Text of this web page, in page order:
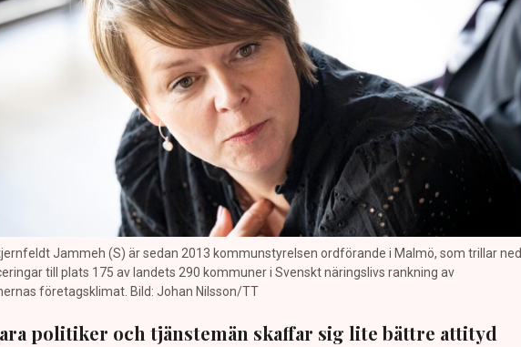
Jammeh (S) är sedan 2013 kommunstyrelsen ordförande i Malmö, som trillar ned
till plats 175 av landets 290 kommuner i Svenskt näringslivs rankning av
företagsklimat. Bild: Johan Nilsson/TT
politiker och tjänstemän skaffar sig lite bättre attityd